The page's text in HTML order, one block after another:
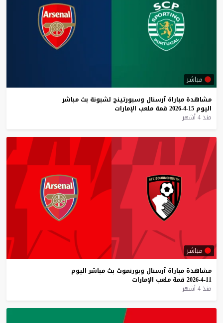
مباشر
مشاهدة مباراة آرسنال وسبورتينج لشبونة بث مباشر
اليوم 15-4-2026 قمة ملعب الإمارات
منذ 4 أشهر
مباشر
مشاهدة مباراة آرسنال وبورنموث بث مباشر اليوم
11-4-2026
قمة ملعب الإمارات
منذ 4 أشهر